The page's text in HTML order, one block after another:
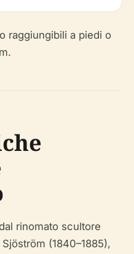
raggiungibili a piedi o
rinomato scultore
(1840–1885),